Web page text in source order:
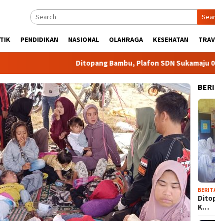
PENDIDIKAN NASIONAL OLAHRAGA KESEHATAN
Ditopang Bambu, Plafon SDN Sukamaju 08
K…